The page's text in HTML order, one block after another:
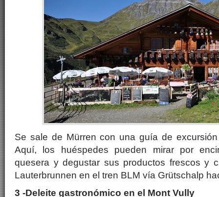
Se sale de Mürren con una guía de
Aquí, los huéspedes pueden mirar por
quesera y degustar sus productos frescos y
Lauterbrunnen en el tren BLM vía Grütschalp
3 -Deleite gastronómico en el Mont Vully